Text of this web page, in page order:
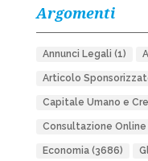
Argomenti
Annunci Legali (1)
Articolo
Capitale Umano e
Consultazione Online
Economia(3686)